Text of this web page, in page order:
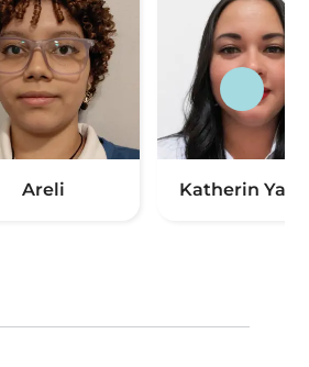
Areli Katherin